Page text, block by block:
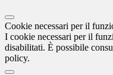
Cookie necessari per il
I cookie necessari per il
disabilitati. È possibile
policy.